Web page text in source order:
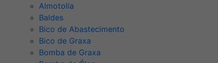
Almotolia
Baldes
Bico de Abastecimento
Bico de Graxa
Bomba de Graxa